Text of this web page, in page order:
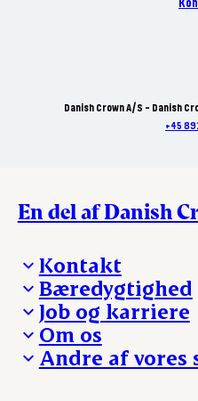
Danish Crown A/S - Danish
+45
En del af Danish
Kontakt
Besøg Danish Crown
Presse og nyheder
Reklamationer
Whistleblower
Øvrige henvendelser
Bæredygtighed
Fra jord til bord
Hverdagen
Ansvarlighed og nøgletal
Job og karriere
Arbejd med os
Ledige stillinger
Om os
Hvem er vi
Andre af vores